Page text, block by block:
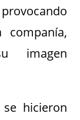
companía,
imagen
se hicieron